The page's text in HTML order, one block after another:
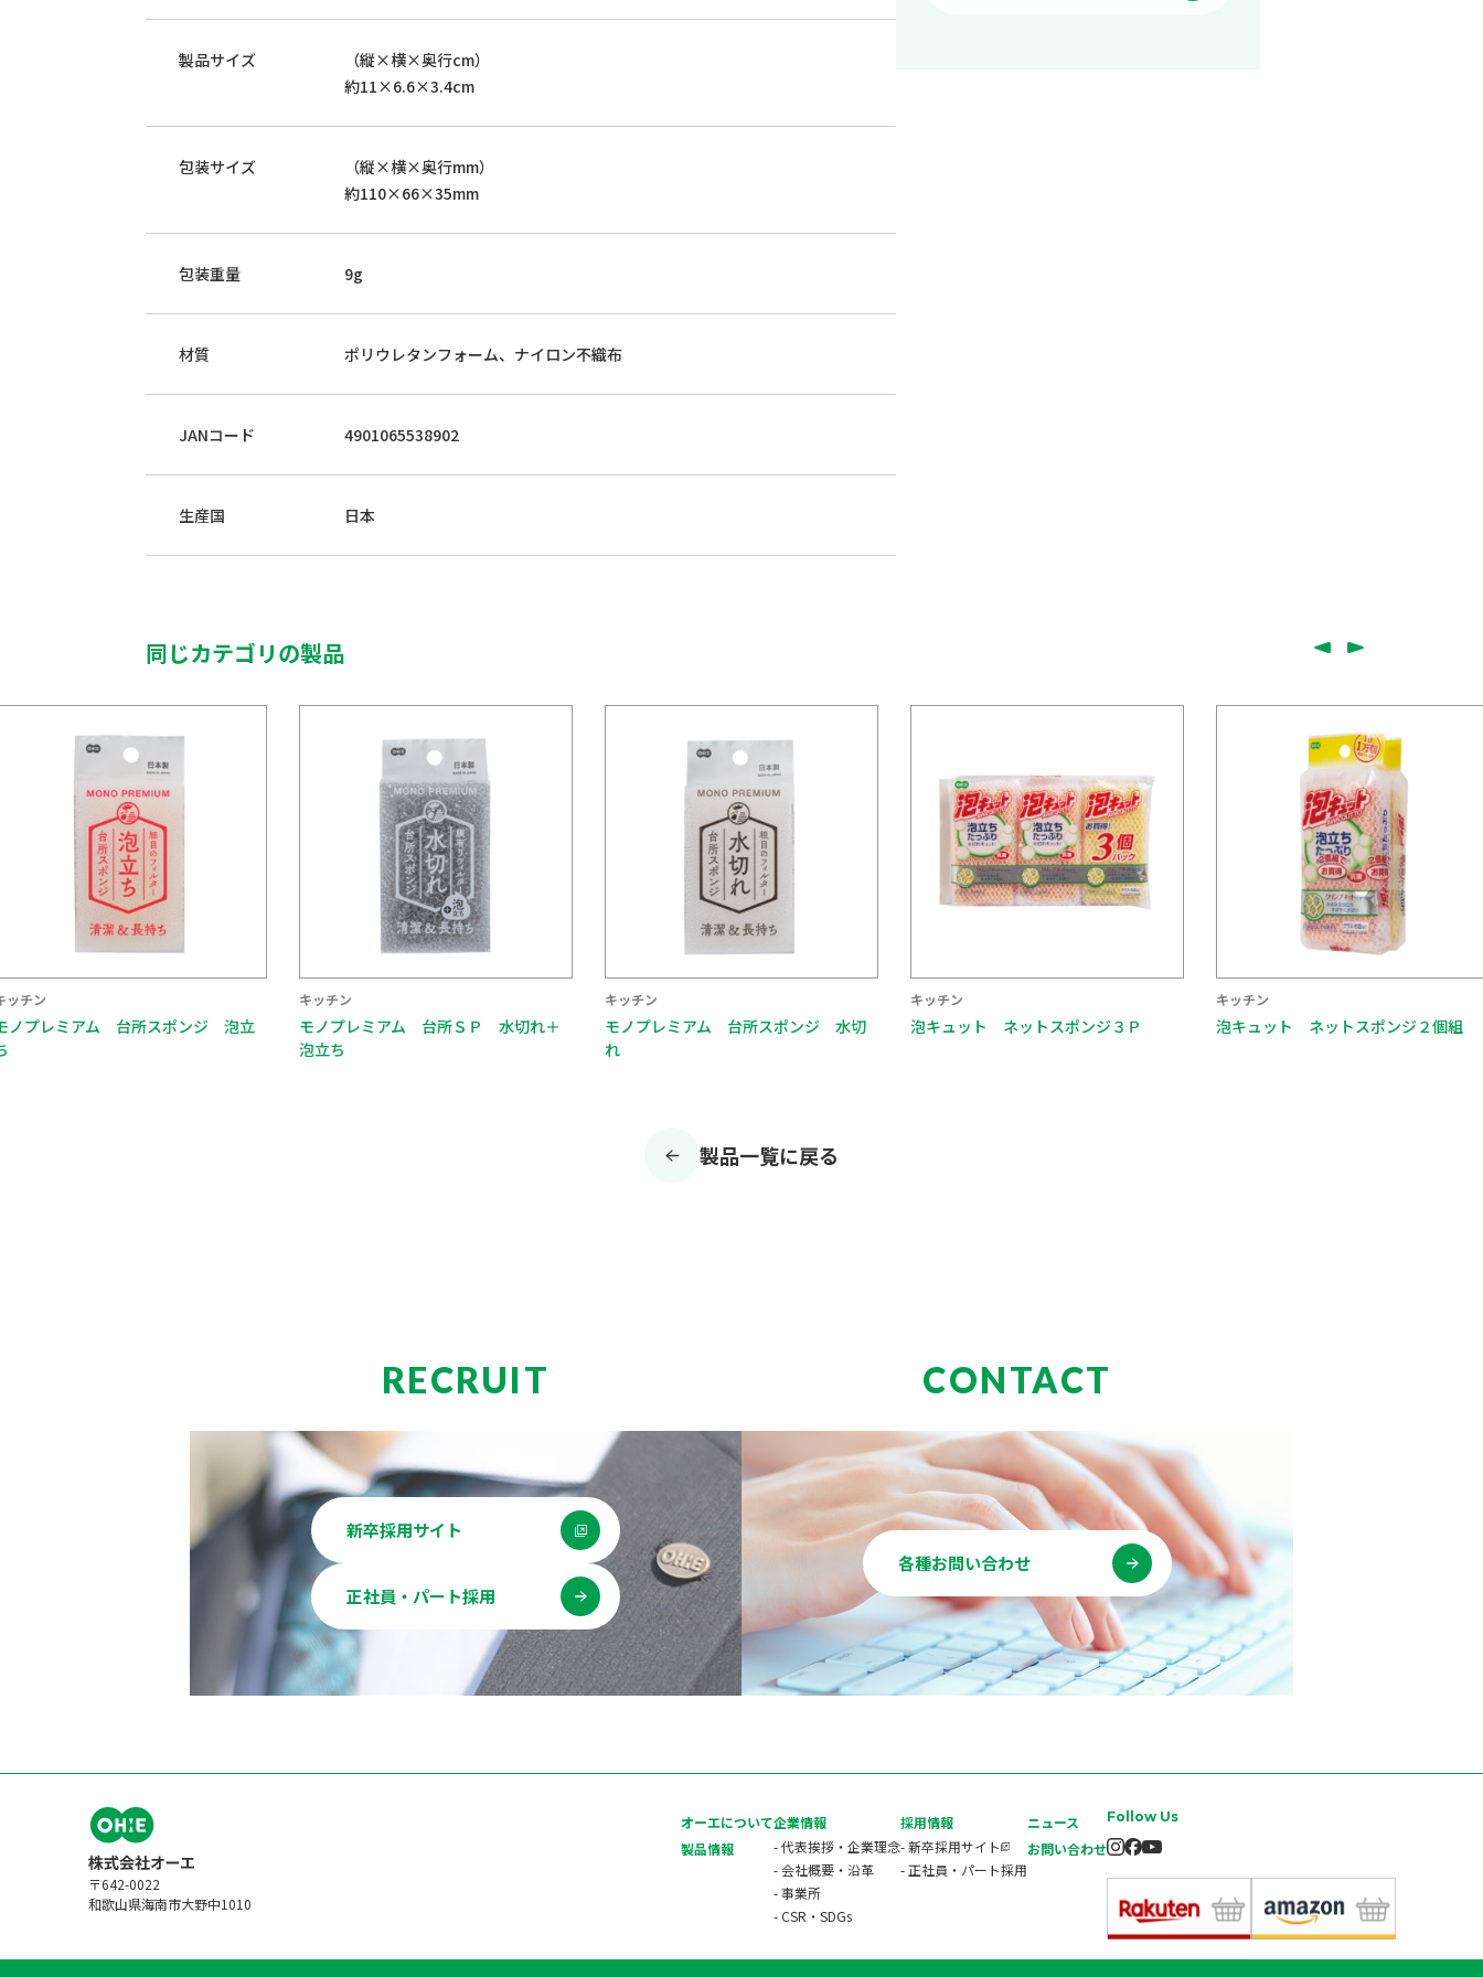
製品サイズ
（縦×横×奥行cm）
約11×6.6×3.4cm
包装サイズ
（縦×横×奥行mm）
約110×66×35mm
包装重量 9g
材質 ポリウレタンフォーム、ナイロン不織布
JANコード 4901065538902
生産国 日本
同じカテゴリの製品
ジ 泡立
モノプレミアム 台所ＳＰ 水切れ＋
モノプレミアム 台所スポンジ 水切
泡キュット ネットスポンジ３Ｐ 泡キュット ネットスポンジ２個組
まんてんスポンジ
製品一覧に戻る
RECRUIT
新卒採用サイト
正社員・パート採用
CONTACT
各種お問い合わせ
〒642-0022
和歌山県海南市大野中1010
オーエについて
製品情報
企業情報
- 代表挨拶・企業理念
- 会社概要・沿革
- 事業所
- CSR・SDGs
採用情報
- 新卒採用サイト
- 正社員・パート採用
ニュース
お問い合わせ
Follow Us